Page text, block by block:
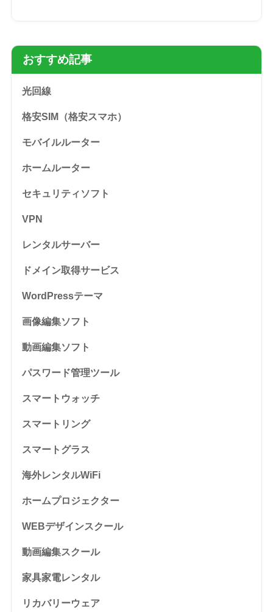
おすすめ記事
光回線
格安SIM（格安スマホ）
モバイルルーター
ホームルーター
セキュリティソフト
VPN
レンタルサーバー
ドメイン取得サービス
WordPressテーマ
画像編集ソフト
動画編集ソフト
パスワード管理ツール
スマートウォッチ
スマートリング
スマートグラス
海外レンタルWiFi
ホームプロジェクター
WEBデザインスクール
動画編集スクール
家具家電レンタル
リカバリーウェア